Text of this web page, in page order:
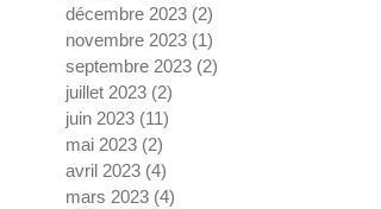
décembre 2023 (2)
novembre 2023 (1)
septembre 2023 (2)
juillet 2023 (2)
juin 2023 (11)
mai 2023 (2)
avril 2023 (4)
mars 2023 (4)